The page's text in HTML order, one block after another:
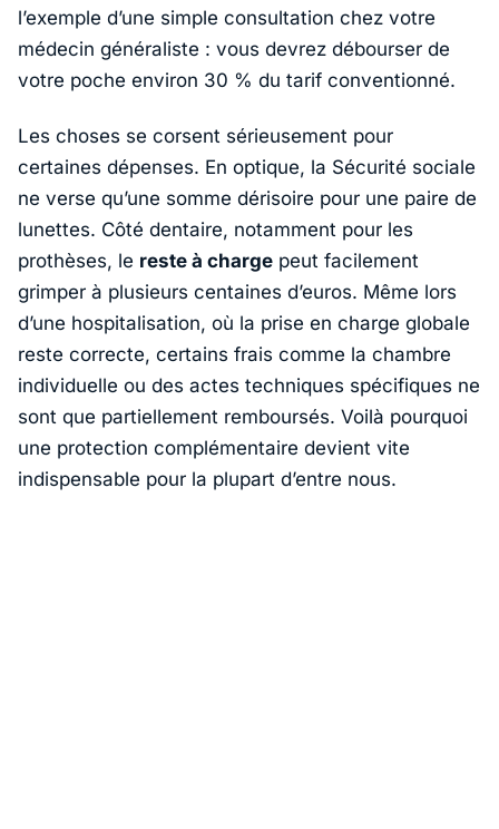
l’exemple d’une simple consultation chez votre
médecin généraliste : vous devrez débourser de
votre poche environ 30 % du tarif conventionné.
Les choses se corsent sérieusement pour
certaines dépenses. En optique, la Sécurité sociale
ne verse qu’une somme dérisoire pour une paire de
lunettes. Côté dentaire, notamment pour les
prothèses, le reste à charge peut facilement
grimper à plusieurs centaines d’euros. Même lors
d’une hospitalisation, où la prise en charge globale
reste correcte, certains frais comme la chambre
individuelle ou des actes techniques spécifiques ne
sont que partiellement remboursés. Voilà pourquoi
une protection complémentaire devient vite
indispensable pour la plupart d’entre nous.